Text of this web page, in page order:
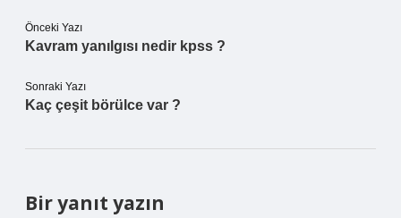
Önceki Yazı
Kavram yanılgısı nedir kpss ?
Sonraki Yazı
Kaç çeşit börülce var ?
Bir yanıt yazın